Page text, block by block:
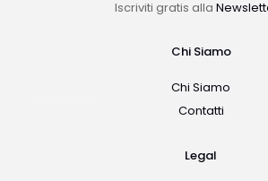
Iscriviti gratis alla
Chi Siamo
Chi Siamo
Contatti
Legal